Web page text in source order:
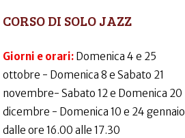
CORSO DI SOLO JAZZ
Giorni e orari: Domenica 4 e 25
ottobre - Domenica 8 e Sabato 21
novembre- Sabato 12 e Domenica 20
dicembre - Domenica 10 e 24 gennaio
dalle ore 16.00 alle 17.30